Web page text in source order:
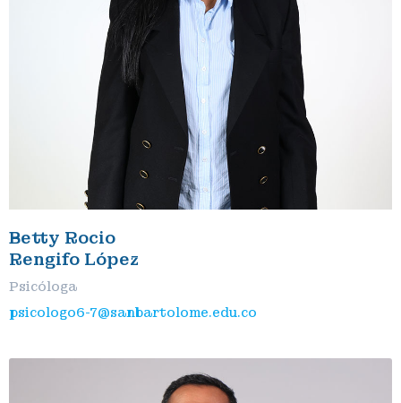
Betty Rocio
Rengifo López
Psicóloga
psicologo6-7@sanbartolome.edu.co